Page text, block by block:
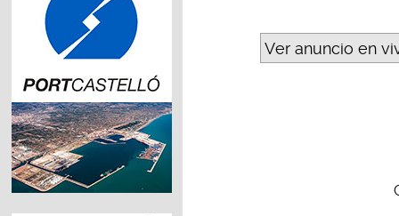
Ver anuncio en